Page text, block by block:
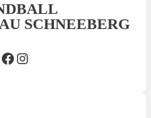
SCHNEEBERG
Facebook SGInsta SG